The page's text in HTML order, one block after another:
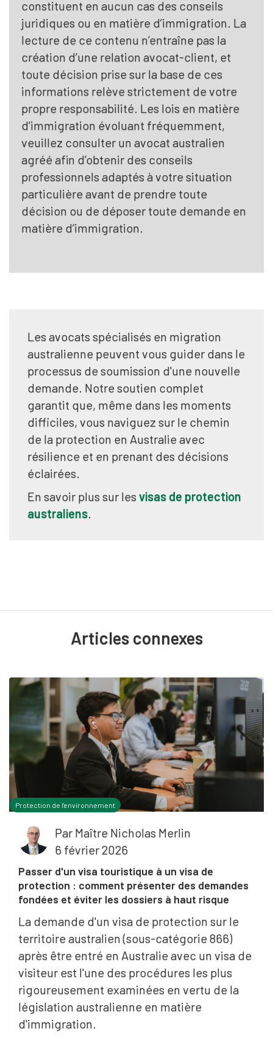
constituent en aucun cas des conseils
juridiques ou en matière d’immigration. La
lecture de ce contenu n’entraîne pas la
création d’une relation avocat-client, et
toute décision prise sur la base de ces
informations relève strictement de votre
propre responsabilité. Les lois en matière
d’immigration évoluant fréquemment,
veuillez consulter un avocat australien
agréé afin d’obtenir des conseils
professionnels adaptés à votre situation
particulière avant de prendre toute
décision ou de déposer toute demande en
matière d’immigration.
Les avocats spécialisés en migration
australienne peuvent vous guider dans le
processus de soumission d'une nouvelle
demande. Notre soutien complet
garantit que, même dans les moments
difficiles, vous naviguez sur le chemin
de la protection en Australie avec
résilience et en prenant des décisions
éclairées.
En savoir plus sur les visas de protection
australiens.
Articles connexes
Protection de l'environnement
Par Maître Nicholas Merlin
6 février 2026
Passer d'un visa touristique à un visa de
protection : comment présenter des demandes
fondées et éviter les dossiers à haut risque
La demande d'un visa de protection sur le
territoire australien (sous-catégorie 866)
après être entré en Australie avec un visa de
visiteur est l'une des procédures les plus
rigoureusement examinées en vertu de la
législation australienne en matière
d'immigration.